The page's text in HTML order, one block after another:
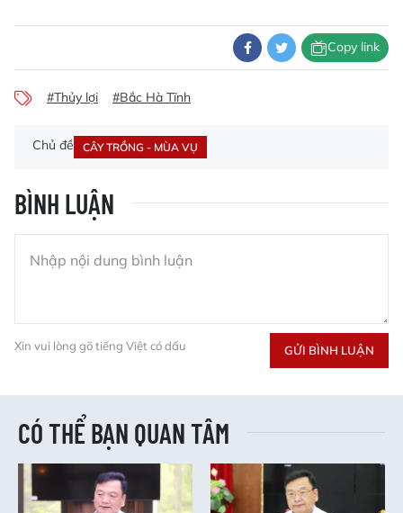
Copy link
#Thủy lợi #Bắc Hà Tĩnh
Chủ đề CÂY TRỒNG - MÙA VỤ
BÌNH LUẬN
Xin vui lòng gõ tiếng Việt có dấu GỬI BÌNH LUẬN
CÓ THỂ BẠN QUAN TÂM